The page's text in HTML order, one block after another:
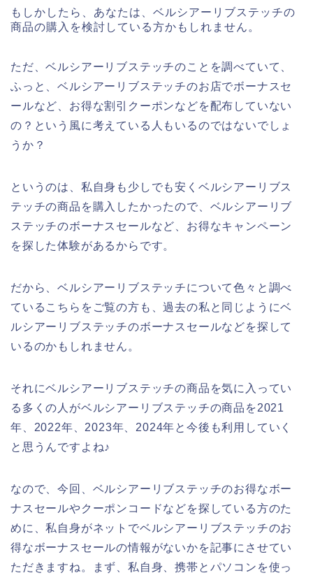
もしかしたら、あなたは、ベルシアーリブステッチの
商品の購入を検討している方かもしれません。
ただ、ベルシアーリブステッチのことを調べていて、
ふっと、ベルシアーリブステッチのお店でボーナスセ
ールなど、お得な割引クーポンなどを配布していない
の？という風に考えている人もいるのではないでしょ
うか？
というのは、私自身も少しでも安くベルシアーリブス
テッチの商品を購入したかったので、ベルシアーリブ
ステッチのボーナスセールなど、お得なキャンペーン
を探した体験があるからです。
だから、ベルシアーリブステッチについて色々と調べ
ているこちらをご覧の方も、過去の私と同じようにベ
ルシアーリブステッチのボーナスセールなどを探して
いるのかもしれません。
それにベルシアーリブステッチの商品を気に入ってい
る多くの人がベルシアーリブステッチの商品を2021
年、2022年、2023年、2024年と今後も利用していく
と思うんですよね♪
なので、今回、ベルシアーリブステッチのお得なボー
ナスセールやクーポンコードなどを探している方のた
めに、私自身がネットでベルシアーリブステッチのお
得なボーナスセールの情報がないかを記事にさせてい
ただきますね。まず、私自身、携帯とパソコンを使っ